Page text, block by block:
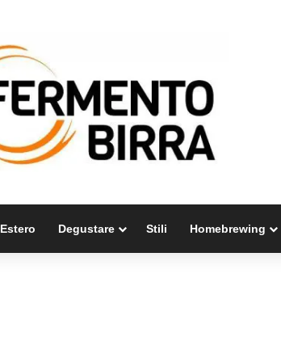
Estero Degustare Stili Homebrewing